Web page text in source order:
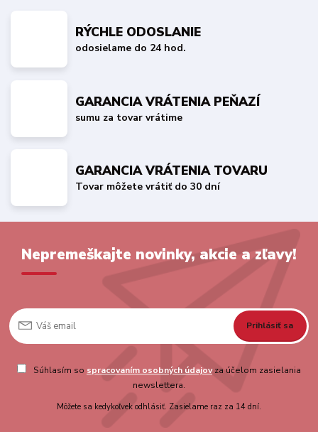
RÝCHLE ODOSLANIE
odosielame do 24 hod.
GARANCIA VRÁTENIA PEŇAZÍ
sumu za tovar vrátime
GARANCIA VRÁTENIA TOVARU
Tovar môžete vrátiť do 30 dní
Nepremeškajte novinky, akcie a zľavy!
Prihlásiť sa
Súhlasím so spracovaním osobných údajovza účelom zasielania
newslettera.
Môžete sa kedykoľvek odhlásiť. Zasielame raz za 14 dní.